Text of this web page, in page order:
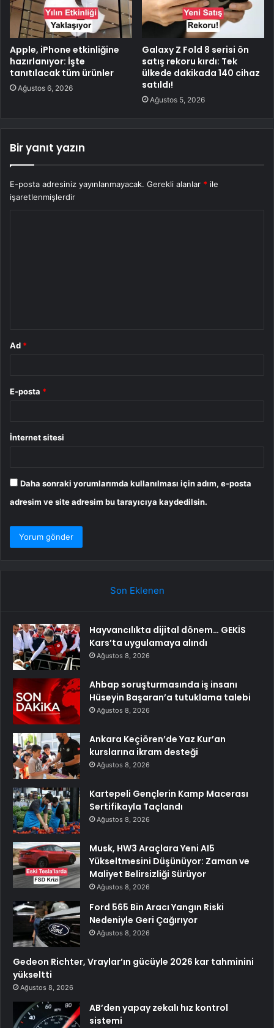
Apple, iPhone etkinliğine
hazırlanıyor: İşte
tanıtılacak tüm ürünler
Ağustos 6, 2026
Galaxy Z Fold 8 serisi ön
satış rekoru kırdı: Tek
ülkede dakikada 140 cihaz
satıldı!
Ağustos 5, 2026
Bir yanıt yazın
E-posta adresiniz yayınlanmayacak. Gerekli alanlar * ile
işaretlenmişlerdir
Ad *
E-posta *
İnternet sitesi
Daha sonraki yorumlarımda kullanılması için adım, e-posta
adresim ve site adresim bu tarayıcıya kaydedilsin.
Son Eklenen
Hayvancılıkta dijital dönem… GEKİS
Kars’ta uygulamaya alındı
Ağustos 8, 2026
Ahbap soruşturmasında iş insanı
Hüseyin Başaran’a tutuklama talebi
Ağustos 8, 2026
Ankara Keçiören’de Yaz Kur’an
kurslarına ikram desteği
Ağustos 8, 2026
Kartepeli Gençlerin Kamp Macerası
Sertifikayla Taçlandı
Ağustos 8, 2026
Musk, HW3 Araçlara Yeni AI5
Yükseltmesini Düşünüyor: Zaman ve
Maliyet Belirsizliği Sürüyor
Ağustos 8, 2026
Ford 565 Bin Aracı Yangın Riski
Nedeniyle Geri Çağırıyor
Ağustos 8, 2026
Gedeon Richter, Vraylar’ın gücüyle 2026 kar tahminini
yükseltti
Ağustos 8, 2026
AB’den yapay zekalı hız kontrol
sistemi